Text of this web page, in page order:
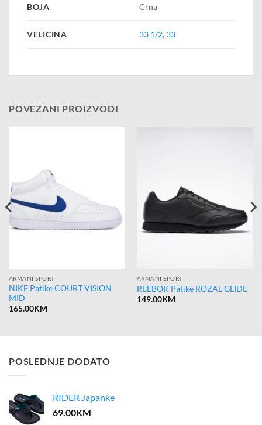
BOJA Crna
VELICINA 33 1/2, 33
POVEZANI PROIZVODI
ARMANI SPORT
NIKE Patike COURT VISION
MID
165.00KM
ARMANI SPORT
REEBOK Patike ROZAL GLIDE
149.00KM
POSLEDNJE DODATO
RIDER Japanke
69.00KM